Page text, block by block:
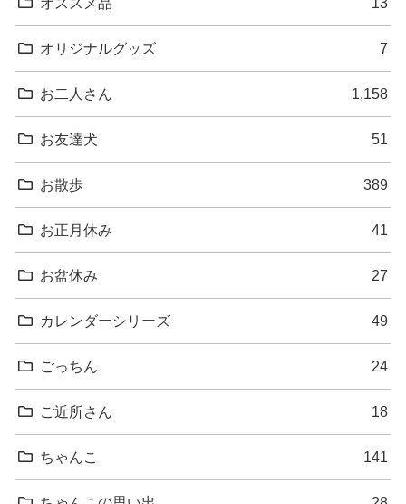
オリジナルグッズ 7
お二人さん 1,158
お友達犬 51
お散歩 389
お正月休み 41
お盆休み 27
カレンダーシリーズ 49
ごっちん 24
ご近所さん 18
ちゃんこ 141